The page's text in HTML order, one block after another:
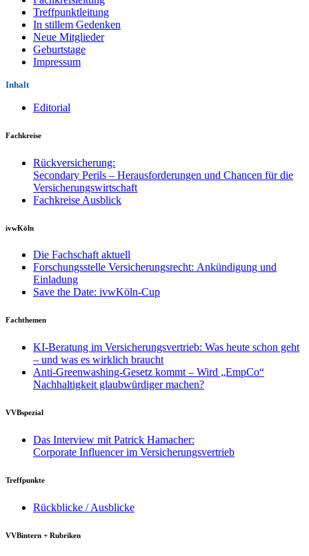
Treffpunktleitung
In stillem Gedenken
Neue Mitglieder
Geburtstage
Impressum
Inhalt
Editorial
Fachkreise
Rückversicherung:
Secondary Perils – Herausforderungen und Chancen für die
Versicherungswirtschaft
Fachkreise Ausblick
ivwKöln
Die Fachschaft aktuell
Forschungsstelle Versicherungsrecht: Ankündigung und
Einladung
Save the Date: ivwKöln-Cup
Fachthemen
KI-Beratung im Versicherungsvertrieb: Was heute schon geht
– und was es wirklich braucht
Anti-Greenwashing-Gesetz kommt – Wird „EmpCo“
Nachhaltigkeit glaubwürdiger machen?
VVBspezial
Das Interview mit Patrick Hamacher:
Corporate Influencer im Versicherungsvertrieb
Treffpunkte
Rückblicke / Ausblicke
VVBintern + Rubriken